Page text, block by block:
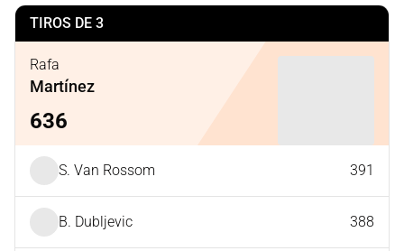
TIROS DE 3
Rafa
Martínez
636
S. Van Rossom 391
B. Dubljevic 388